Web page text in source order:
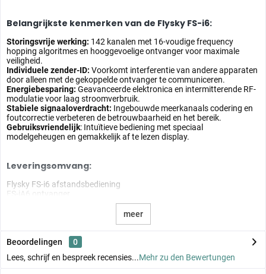
Belangrijkste kenmerken van de Flysky FS-i6:
Storingsvrije werking: 142 kanalen met 16-voudige frequency
hopping algoritmes en hooggevoelige ontvanger voor maximale
veiligheid.
Individuele zender-ID: Voorkomt interferentie van andere apparaten
door alleen met de gekoppelde ontvanger te communiceren.
Energiebesparing: Geavanceerde elektronica en intermitterende RF-
modulatie voor laag stroomverbruik.
Stabiele signaaloverdracht: Ingebouwde meerkanaals codering en
foutcorrectie verbeteren de betrouwbaarheid en het bereik.
Gebruiksvriendelijk: Intuïtieve bediening met speciaal
modelgeheugen en gemakkelijk af te lezen display.
Leveringsomvang:
Flysky FS-i6 afstandsbediening
FS-iA6 ontvanger
meer
Beoordelingen
0
Lees, schrijf en bespreek recensies...Mehr zu den Bewertungen